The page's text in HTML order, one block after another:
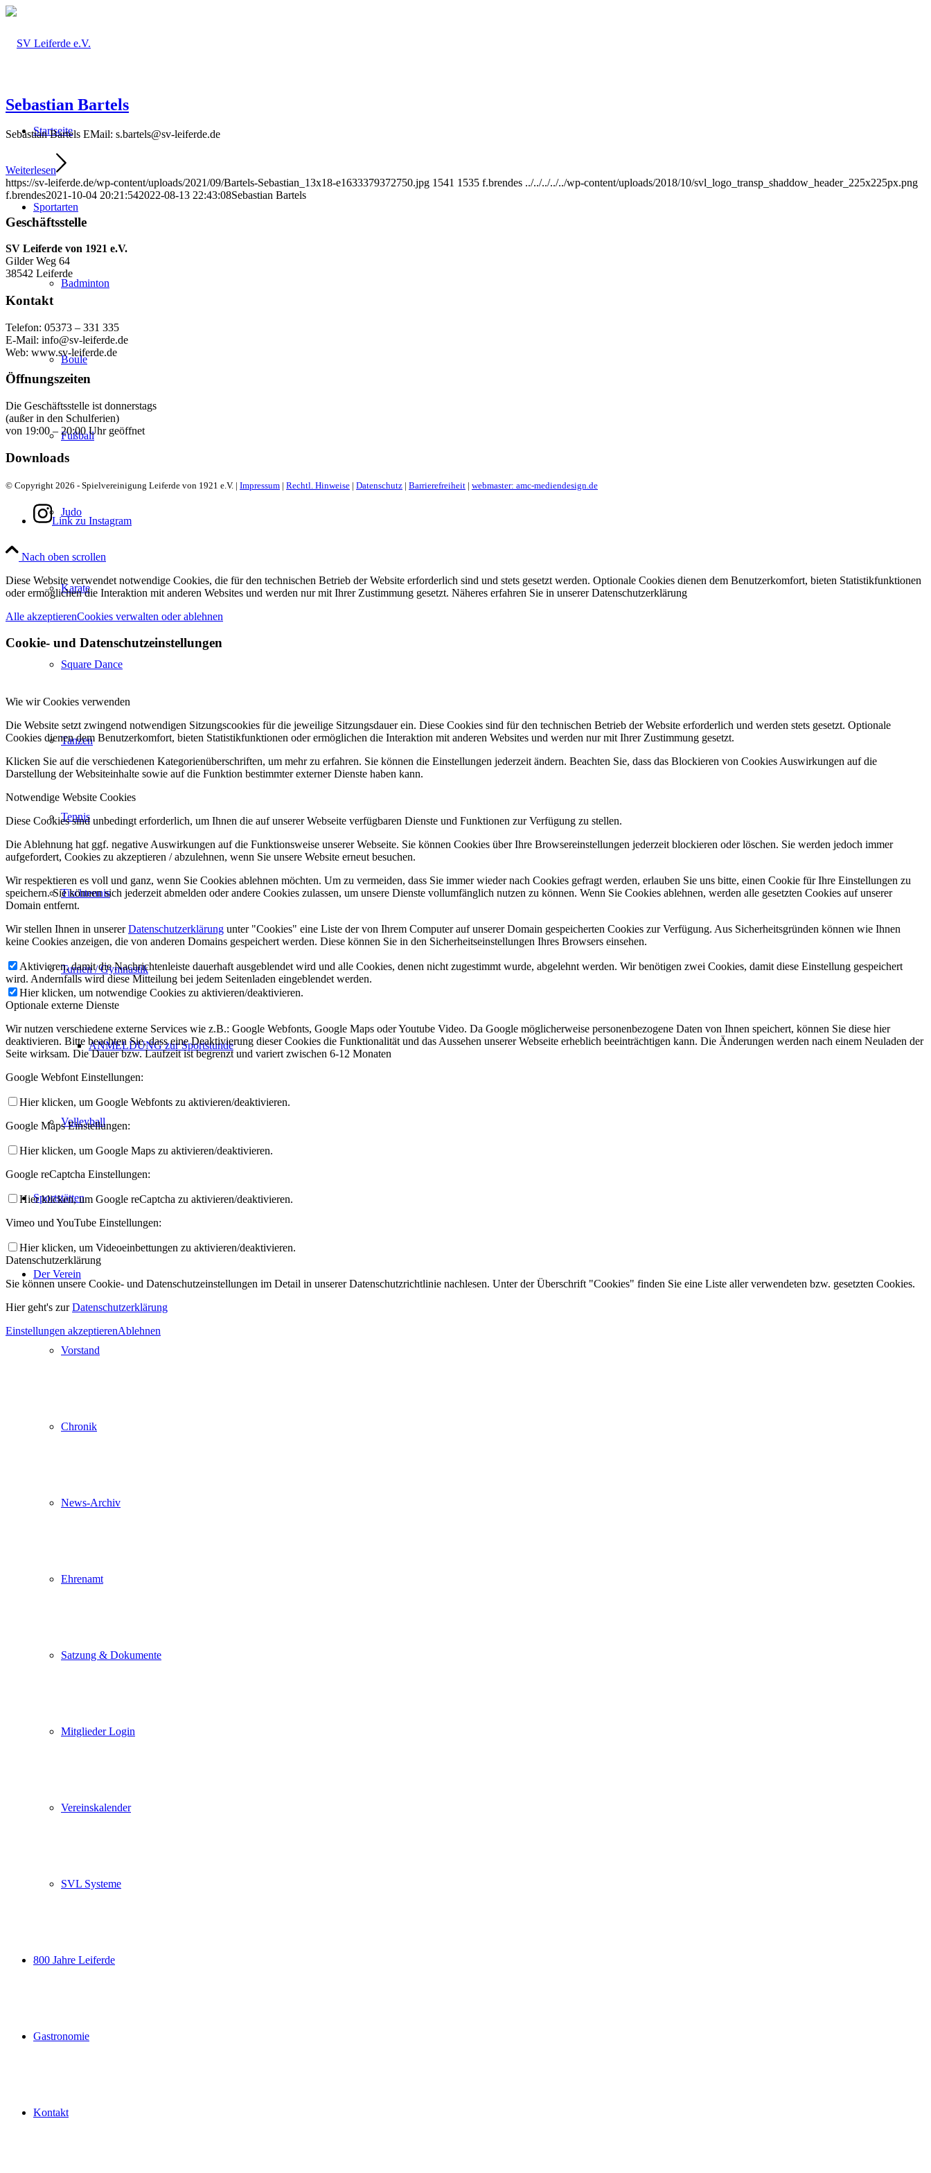
Startseite
Sportarten
Badminton
Boule
Fußball
Judo
Karate
Square Dance
Tanzen
Tennis
Tischtennis
Turnen / Gymnastik
ANMELDUNG zur Sportstunde
Volleyball
Sportstätten
Der Verein
Vorstand
Chronik
News-Archiv
Ehrenamt
Satzung & Dokumente
Mitglieder Login
Vereinskalender
SVL Systeme
800 Jahre Leiferde
Gastronomie
Kontakt
Sebastian Bartels
Sebastian Bartels EMail: s.bartels@sv-leiferde.de
Weiterlesen
https://sv-leiferde.de/wp-content/uploads/2021/09/Bartels-Sebastian_13x18-e1633379372750.jpg 1541 1535 f.brendes ../../../../../wp-content/uploads/2018/10/svl_logo_transp_shaddow_header_225x225px.png
f.brendes2021-10-04 20:21:542022-08-13 22:43:08Sebastian Bartels
Geschäftsstelle
SV Leiferde von 1921 e.V.
Gilder Weg 64
38542 Leiferde
Kontakt
Telefon: 05373 – 331 335
E-Mail: info@sv-leiferde.de
Web: www.sv-leiferde.de
Öffnungszeiten
Die Geschäftsstelle ist donnerstags
(außer in den Schulferien)
von 19:00 – 20:00 Uhr geöffnet
Downloads
© Copyright 2026 - Spielvereinigung Leiferde von 1921 e.V. | Impressum | Rechtl. Hinweise | Datenschutz | Barrierefreiheit | webmaster: amc-mediendesign.de
Link zu Instagram
Nach oben scrollen
Diese Website verwendet notwendige Cookies, die für den technischen Betrieb der Website erforderlich sind und stets gesetzt werden. Optionale Cookies dienen dem Benutzerkomfort, bieten Statistikfunktionen
oder ermöglichen die Interaktion mit anderen Websites und werden nur mit Ihrer Zustimmung gesetzt. Näheres erfahren Sie in unserer Datenschutzerklärung
Alle akzeptierenCookies verwalten oder ablehnen
Cookie- und Datenschutzeinstellungen
Wie wir Cookies verwenden
Die Website setzt zwingend notwendigen Sitzungscookies für die jeweilige Sitzungsdauer ein. Diese Cookies sind für den technischen Betrieb der Website erforderlich und werden stets gesetzt. Optionale
Cookies dienen dem Benutzerkomfort, bieten Statistikfunktionen oder ermöglichen die Interaktion mit anderen Websites und werden nur mit Ihrer Zustimmung gesetzt.
Klicken Sie auf die verschiedenen Kategorienüberschriften, um mehr zu erfahren. Sie können die Einstellungen jederzeit ändern. Beachten Sie, dass das Blockieren von Cookies Auswirkungen auf die
Darstellung der Websiteinhalte sowie auf die Funktion bestimmter externer Dienste haben kann.
Notwendige Website Cookies
Diese Cookies sind unbedingt erforderlich, um Ihnen die auf unserer Webseite verfügbaren Dienste und Funktionen zur Verfügung zu stellen.
Die Ablehnung hat ggf. negative Auswirkungen auf die Funktionsweise unserer Webseite. Sie können Cookies über Ihre Browsereinstellungen jederzeit blockieren oder löschen. Sie werden jedoch immer
aufgefordert, Cookies zu akzeptieren / abzulehnen, wenn Sie unsere Website erneut besuchen.
Wir respektieren es voll und ganz, wenn Sie Cookies ablehnen möchten. Um zu vermeiden, dass Sie immer wieder nach Cookies gefragt werden, erlauben Sie uns bitte, einen Cookie für Ihre Einstellungen zu
speichern. Sie können sich jederzeit abmelden oder andere Cookies zulassen, um unsere Dienste vollumfänglich nutzen zu können. Wenn Sie Cookies ablehnen, werden alle gesetzten Cookies auf unserer
Domain entfernt.
Wir stellen Ihnen in unsererDatenschutzerklärung unter "Cookies" eine Liste der von Ihrem Computer auf unserer Domain gespeicherten Cookies zur Verfügung. Aus Sicherheitsgründen können wie Ihnen
keine Cookies anzeigen, die von anderen Domains gespeichert werden. Diese können Sie in den Sicherheitseinstellungen Ihres Browsers einsehen.
Aktivieren, damit die Nachrichtenleiste dauerhaft ausgeblendet wird und alle Cookies, denen nicht zugestimmt wurde, abgelehnt werden. Wir benötigen zwei Cookies, damit diese Einstellung gespeichert
wird. Andernfalls wird diese Mitteilung bei jedem Seitenladen eingeblendet werden.
Hier klicken, um notwendige Cookies zu aktivieren/deaktivieren.
Optionale externe Dienste
Wir nutzen verschiedene externe Services wie z.B.: Google Webfonts, Google Maps oder Youtube Video. Da Google möglicherweise personenbezogene Daten von Ihnen speichert, können Sie diese hier
deaktivieren. Bitte beachten Sie, dass eine Deaktivierung dieser Cookies die Funktionalität und das Aussehen unserer Webseite erheblich beeinträchtigen kann. Die Änderungen werden nach einem Neuladen der
Seite wirksam. Die Dauer bzw. Laufzeit ist begrenzt und variert zwischen 6-12 Monaten
Google Webfont Einstellungen:
Hier klicken, um Google Webfonts zu aktivieren/deaktivieren.
Google Maps Einstellungen:
Hier klicken, um Google Maps zu aktivieren/deaktivieren.
Google reCaptcha Einstellungen:
Hier klicken, um Google reCaptcha zu aktivieren/deaktivieren.
Vimeo und YouTube Einstellungen:
Hier klicken, um Videoeinbettungen zu aktivieren/deaktivieren.
Datenschutzerklärung
Sie können unsere Cookie- und Datenschutzeinstellungen im Detail in unserer Datenschutzrichtlinie nachlesen. Unter der Überschrift "Cookies" finden Sie eine Liste aller verwendeten bzw. gesetzten Cookies.
Hier geht's zurDatenschutzerklärung
Einstellungen akzeptierenAblehnen